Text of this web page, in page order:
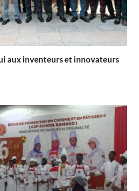
aux inventeurs et innovateurs